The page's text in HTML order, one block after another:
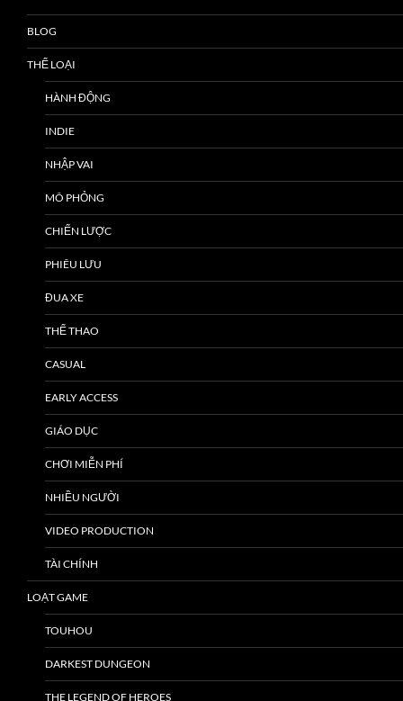
BLOG
THỂ LOẠI
HÀNH ĐỘNG
INDIE
NHẬP VAI
MÔ PHỎNG
CHIẾN LƯỢC
PHIÊU LƯU
ĐUA XE
THỂ THAO
CASUAL
EARLY ACCESS
GIÁO DỤC
CHƠI MIỄN PHÍ
NHIỀU NGƯỜI
VIDEO PRODUCTION
TÀI CHÍNH
LOẠT GAME
TOUHOU
DARKEST DUNGEON
THE LEGEND OF HEROES